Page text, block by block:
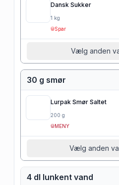
Dansk Sukker
1 kg
Spar
Vælg anden
30 g smør
Lurpak Smør Saltet
200 g
MENY
Vælg anden
4 dl lunkent vand